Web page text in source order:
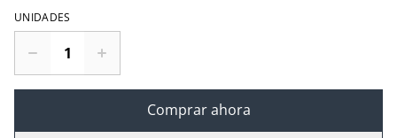
UNIDADES
Comprar ahora